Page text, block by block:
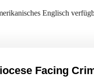
Englisch
Facing